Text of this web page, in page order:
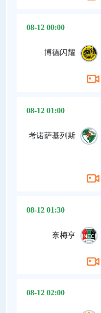
08-12 00:00
博德闪耀
08-12 01:00
考诺萨基列斯
08-12 01:30
奈梅亨
08-12 02:00